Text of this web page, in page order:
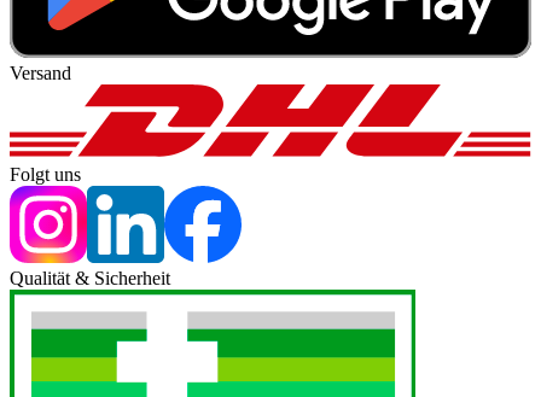
Versand
Folgt uns
Qualität & Sicherheit